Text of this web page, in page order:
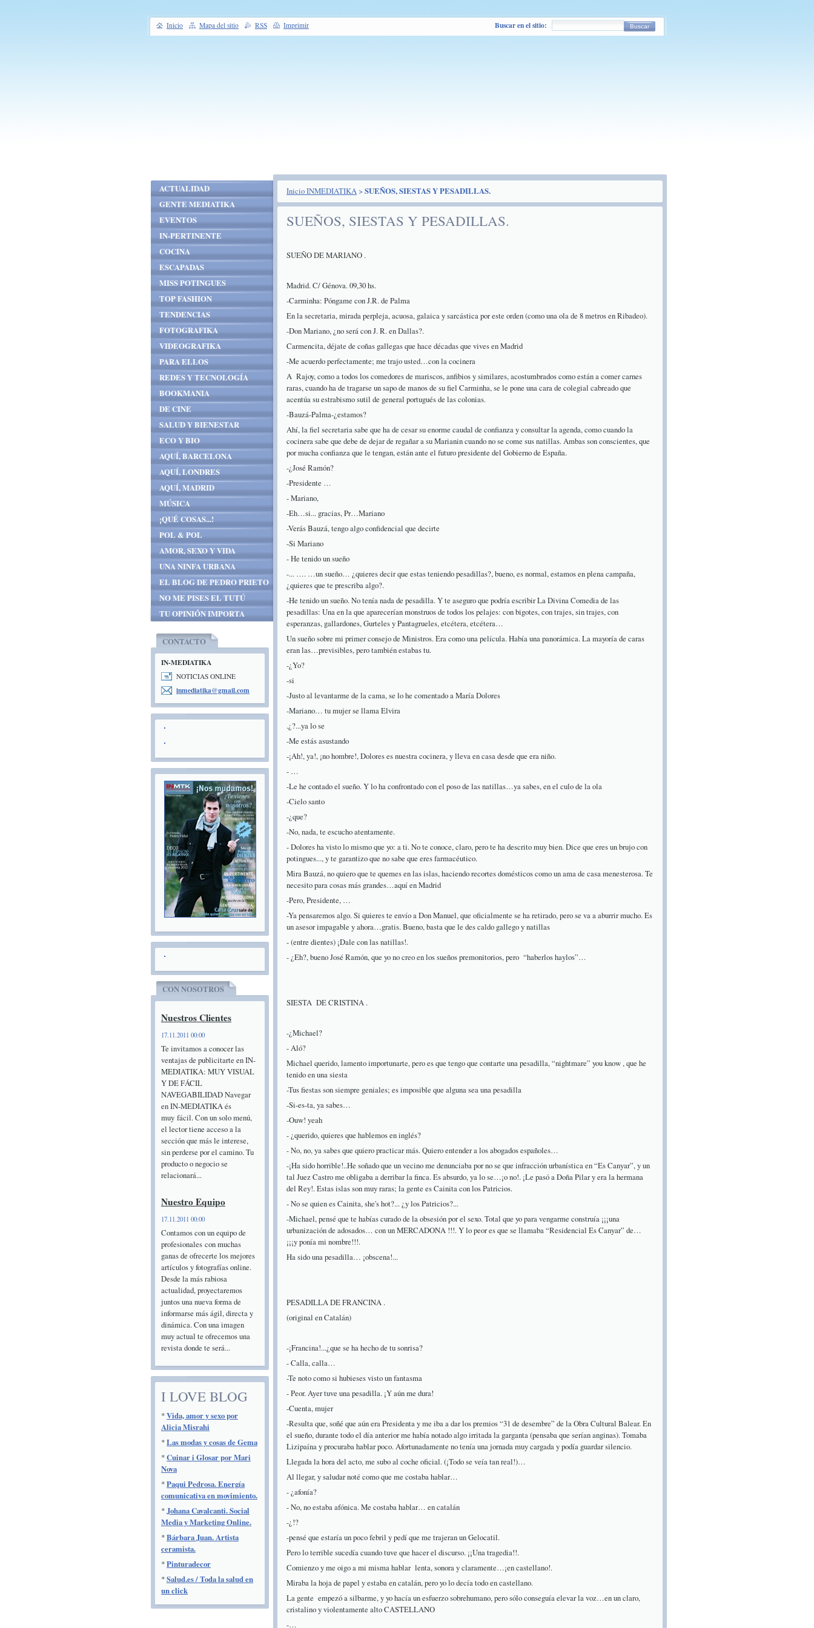
Inicio INMEDIATIKA> SUEÑOS, SIESTAS Y PESADILLAS.
SUEÑOS, SIESTAS Y PESADILLAS.
SUEÑO DE MARIANO .
Madrid. C/ Génova. 09,30 hs.
-Carminha: Póngame con J.R. de Palma
En la secretaria, mirada perpleja, acuosa, galaica y sarcástica por este orden (como una ola de 8 metros en Ribadeo).
-Don Mariano, ¿no será con J. R. en Dallas?.
Carmencita, déjate de coñas gallegas que hace décadas que vives en Madrid
-Me acuerdo perfectamente; me trajo usted…con la cocinera
A Rajoy, como a todos los comedores de mariscos, anfibios y similares, acostumbrados como están a comer carnes
raras, cuando ha de tragarse un sapo de manos de su fiel Carminha, se le pone una cara de colegial cabreado que
acentúa su estrabismo sutil de general portugués de las colonias.
-Bauzá-Palma-¿estamos?
Ahí, la fiel secretaria sabe que ha de cesar su enorme caudal de confianza y consultar la agenda, como cuando la
cocinera sabe que debe de dejar de regañar a su Marianin cuando no se come sus natillas. Ambas son conscientes, que
por mucha confianza que le tengan, están ante el futuro presidente del Gobierno de España.
-¿José Ramón?
-Presidente …
- Mariano,
-Eh…si... gracias, Pr…Mariano
-Verás Bauzá, tengo algo confidencial que decirte
-Si Mariano
- He tenido un sueño
-... …. …un sueño… ¿quieres decir que estas teniendo pesadillas?, bueno, es normal, estamos en plena campaña,
¿quieres que te prescriba algo?.
-He tenido un sueño. No tenía nada de pesadilla. Y te aseguro que podría escribir La Divina Comedia de las
pesadillas: Una en la que aparecerían monstruos de todos los pelajes: con bigotes, con trajes, sin trajes, con
esperanzas, gallardones, Gurteles y Pantagrueles, etcétera, etcétera…
Un sueño sobre mi primer consejo de Ministros. Era como una película. Había una panorámica. La mayoría de caras
eran las…previsibles, pero también estabas tu.
-¿Yo?
-si
-Justo al levantarme de la cama, se lo he comentado a María Dolores
-Mariano… tu mujer se llama Elvira
.¿?...ya lo se
-Me estás asustando
-¡Ah!, ya!, ¡no hombre!, Dolores es nuestra cocinera, y lleva en casa desde que era niño.
- …
-Le he contado el sueño. Y lo ha confrontado con el poso de las natillas…ya sabes, en el culo de la ola
-Cielo santo
-¿que?
-No, nada, te escucho atentamente.
- Dolores ha visto lo mismo que yo: a ti. No te conoce, claro, pero te ha descrito muy bien. Dice que eres un brujo con
potingues..., y te garantizo que no sabe que eres farmacéutico.
Mira Bauzá, no quiero que te quemes en las islas, haciendo recortes domésticos como un ama de casa menesterosa. Te
necesito para cosas más grandes…aquí en Madrid
-Pero, Presidente, …
-Ya pensaremos algo. Si quieres te envío a Don Manuel, que oficialmente se ha retirado, pero se va a aburrir mucho. Es
un asesor impagable y ahora…gratis. Bueno, basta que le des caldo gallego y natillas
- (entre dientes) ¡Dale con las natillas!.
- ¿Eh?, bueno José Ramón, que yo no creo en los sueños premonitorios, pero “haberlos haylos”…
SIESTA DE CRISTINA .
-¿Michael?
- Aló?
Michael querido, lamento importunarte, pero es que tengo que contarte una pesadilla, “nightmare” you know , que he
tenido en una siesta
-Tus fiestas son siempre geniales; es imposible que alguna sea una pesadilla
-Si-es-ta, ya sabes…
-Ouw! yeah
- ¿querido, quieres que hablemos en inglés?
- No, no, ya sabes que quiero practicar más. Quiero entender a los abogados españoles…
-¡Ha sido horrible!..He soñado que un vecino me denunciaba por no se que infracción urbanística en “Es Canyar”, y un
tal Juez Castro me obligaba a derribar la finca. Es absurdo, ya lo se…¡o no!. ¡Le pasó a Doña Pilar y era la hermana
del Rey!. Estas islas son muy raras; la gente es Cainita con los Patricios.
- No se quien es Cainita, she's hot?... ¿y los Patricios?...
-Michael, pensé que te habías curado de la obsesión por el sexo. Total que yo para vengarme construía ¡¡¡una
urbanización de adosados… con un MERCADONA !!!. Y lo peor es que se llamaba “Residencial Es Canyar” de…
¡¡¡y ponía mi nombre!!!.
Ha sido una pesadilla… ¡obscena!...
PESADILLA DE FRANCINA .
(original en Catalán)
-¡Francina!...¿que se ha hecho de tu sonrisa?
- Calla, calla…
-Te noto como si hubieses visto un fantasma
- Peor. Ayer tuve una pesadilla. ¡Y aún me dura!
-Cuenta, mujer
-Resulta que, soñé que aún era Presidenta y me iba a dar los premios “31 de desembre” de la Obra Cultural Balear. En
el sueño, durante todo el día anterior me había notado algo irritada la garganta (pensaba que serían anginas). Tomaba
Lizipaína y procuraba hablar poco. Afortunadamente no tenía una jornada muy cargada y podía guardar silencio.
Llegada la hora del acto, me subo al coche oficial. (¡Todo se veía tan real!)…
Al llegar, y saludar noté como que me costaba hablar…
- ¿afonía?
- No, no estaba afónica. Me costaba hablar… en catalán
-¿!?
-pensé que estaría un poco febril y pedí que me trajeran un Gelocatil.
Pero lo terrible sucedía cuando tuve que hacer el discurso. ¡¡Una tragedia!!.
Comienzo y me oigo a mi misma hablar lenta, sonora y claramente…¡en castellano!.
Miraba la hoja de papel y estaba en catalán, pero yo lo decía todo en castellano.
La gente empezó a silbarme, y yo hacía un esfuerzo sobrehumano, pero sólo conseguía elevar la voz…en un claro,
cristalino y violentamente alto CASTELLANO
-…
ACTUALIDAD
GENTE MEDIATIKA
EVENTOS
IN-PERTINENTE
COCINA
ESCAPADAS
MISS POTINGUES
TOP FASHION
TENDENCIAS
FOTOGRAFIKA
VIDEOGRAFIKA
PARA ELLOS
REDES Y TECNOLOGÍA
BOOKMANIA
DE CINE
SALUD Y BIENESTAR
ECO Y BIO
AQUÍ, BARCELONA
AQUÍ, LONDRES
AQUÍ, MADRID
MÚSICA
¡QUÉ COSAS...!
POL & POL
AMOR, SEXO Y VIDA
UNA NINFA URBANA
EL BLOG DE PEDRO PRIETO
NO ME PISES EL TUTÚ
TU OPINIÓN IMPORTA
CONTACTO
IN-MEDIATIKA
NOTICIAS ONLINE
inmediatika@gmail.com
CON NOSOTROS
Nuestros Clientes
17.11.2011 00:00
Te invitamos a conocer las
ventajas de publicitarte en IN-
MEDIATIKA: MUY VISUAL
Y DE FÁCIL
NAVEGABILIDAD Navegar
en IN-MEDIATIKA és
muy fácil. Con un solo menú,
el lector tiene acceso a la
sección que más le interese,
sin perderse por el camino. Tu
producto o negocio se
relacionará...
Nuestro Equipo
17.11.2011 00:00
Contamos con un equipo de
profesionales con muchas
ganas de ofrecerte los mejores
artículos y fotografías online.
Desde la más rabiosa
actualidad, proyectaremos
juntos una nueva forma de
informarse más ágil, directa y
dinámica. Con una imagen
muy actual te ofrecemos una
revista donde te será...
I LOVE BLOG
*Vida, amor y sexo por
Alicia Misrahi
*Las modas y cosas de Gema
*Cuinar i Glosar por Mari
Nova
*Paqui Pedrosa. Energía
comunicativa en movimiento.
*Johana Cavalcanti. Social
Media y Marketing Online.
*Bárbara Juan. Artista
ceramista.
*Pinturadecor
*Salud.es / Toda la salud en
un click
Inicio Mapa del sitio RSS Imprimir Buscar en el sitio: Buscar